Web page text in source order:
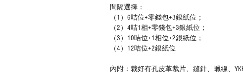
間隔選擇：
（1）6咭位+零錢包+3銀紙位；
（2）4咭1相+零錢包+3銀紙位；
（3）10咭位+1相位+2銀紙位；
（4）12咭位+2銀紙位
內附：裁好有孔皮革裁片、縫針、蠟線、